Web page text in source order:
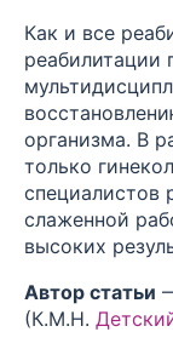
Как и все
реабилитации
организма. В
только
специалистов
слаженной
высоких
Автор статьи
(К.М.Н.